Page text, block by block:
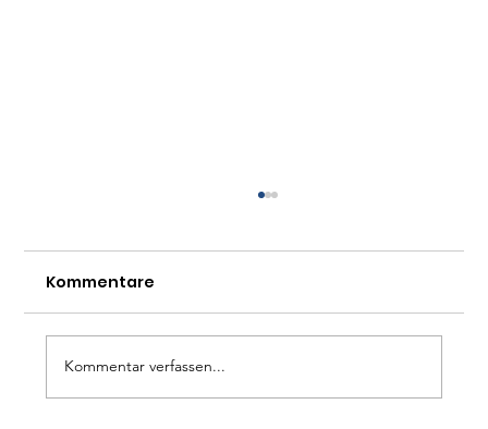
Kommentare
Kommentar verfassen...